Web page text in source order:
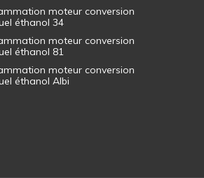
moteur conversion
éthanol 34
moteur conversion
éthanol 81
moteur conversion
éthanol Albi